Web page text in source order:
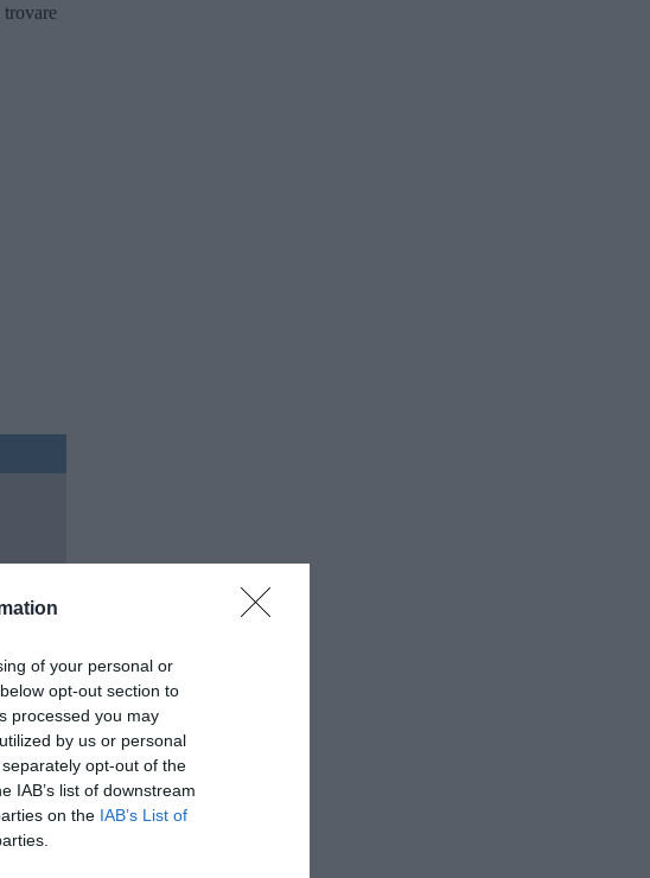
of your personal or
opt-out section to
processed you may
by us or personal
opt-out of the
IAB’s list of downstream
on the IAB’s List of
trovare